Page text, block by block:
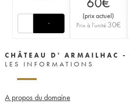
(prix actuel)
Prix à l'unité 30€
CHÂTEAU D' ARMAILHAC -
LES INFORMATIONS
A propos du domaine